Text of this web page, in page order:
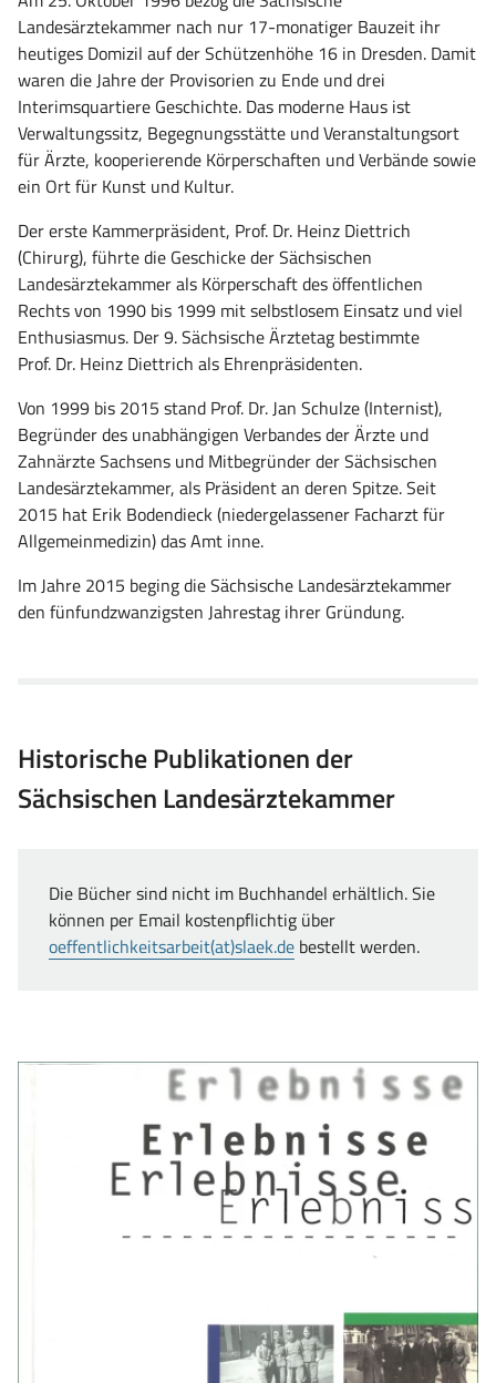
Landesärztekammer nach nur 17-monatiger Bauzeit ihr
heutiges Domizil auf der Schützenhöhe 16 in Dresden. Damit
waren die Jahre der Provisorien zu Ende und drei
Interimsquartiere Geschichte. Das moderne Haus ist
Verwaltungssitz, Begegnungsstätte und Veranstaltungsort
für Ärzte, kooperierende Körperschaften und Verbände sowie
ein Ort für Kunst und Kultur.
Der erste Kammerpräsident, Prof. Dr. Heinz Diettrich
(Chirurg), führte die Geschicke der Sächsischen
Landesärztekammer als Körperschaft des öffentlichen
Rechts von 1990 bis 1999 mit selbstlosem Einsatz und viel
Enthusiasmus. Der 9. Sächsische Ärztetag bestimmte
Prof. Dr. Heinz Diettrich als Ehrenpräsidenten.
Von 1999 bis 2015 stand Prof. Dr. Jan Schulze (Internist),
Begründer des unabhängigen Verbandes der Ärzte und
Zahnärzte Sachsens und Mitbegründer der Sächsischen
Landesärztekammer, als Präsident an deren Spitze. Seit
2015 hat Erik Bodendieck (niedergelassener Facharzt für
Allgemeinmedizin) das Amt inne.
Im Jahre 2015 beging die Sächsische Landesärztekammer
den fünfundzwanzigsten Jahrestag ihrer Gründung.
Historische Publikationen der
Sächsischen Landesärztekammer
Die Bücher sind nicht im Buchhandel erhältlich. Sie
können per Email kostenpflichtig über
oeffentlichkeitsarbeit(at)slaek.de bestellt werden.